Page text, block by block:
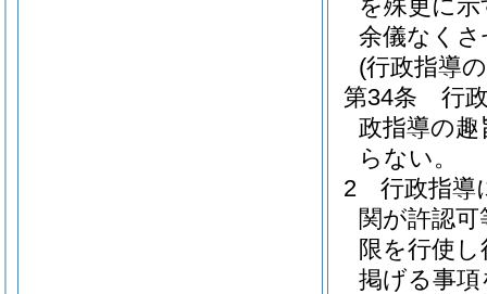
を殊更に
余儀なく
(行政指導
第34条
行
政指導の
らない。
2
行政指導
関が許認
限を行使
掲げる事